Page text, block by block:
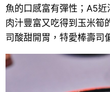
魚的口感富有彈性；A5近
肉汁豐富又吃得到玉米筍
司酸甜開胃，特愛棒壽司